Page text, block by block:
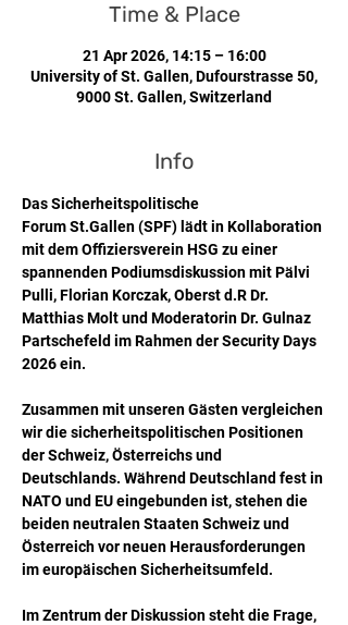
Time & Place
21 Apr 2026, 14:15 – 16:00
University of St. Gallen, Dufourstrasse 50,
9000 St. Gallen, Switzerland
Info
Das Sicherheitspolitische
Forum St.Gallen (SPF) lädt in Kollaboration
mit dem Offiziersverein HSG zu einer
spannenden Podiumsdiskussion mit Pälvi
Pulli, Florian Korczak, Oberst d.R Dr.
Matthias Molt und Moderatorin Dr. Gulnaz
Partschefeld im Rahmen der Security Days
2026 ein.
Zusammen mit unseren Gästen vergleichen
wir die sicherheitspolitischen Positionen
der Schweiz, Österreichs und
Deutschlands. Während Deutschland fest in
NATO und EU eingebunden ist, stehen die
beiden neutralen Staaten Schweiz und
Österreich vor neuen Herausforderungen
im europäischen Sicherheitsumfeld.
Im Zentrum der Diskussion steht die Frage,